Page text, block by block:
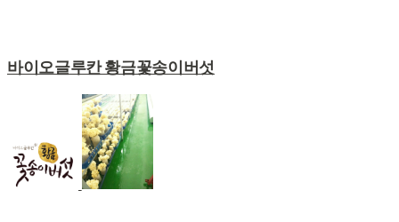
바이오글루칸 황금꽃송이버섯